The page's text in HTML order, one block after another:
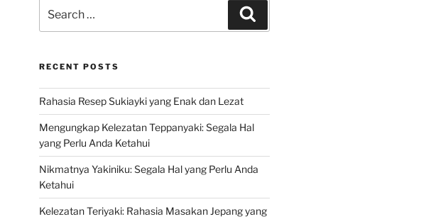
for:
RECENT POSTS
Rahasia Resep Sukiayki yang Enak dan Lezat
Mengungkap Kelezatan Teppanyaki: Segala Hal
yang Perlu Anda Ketahui
Nikmatnya Yakiniku: Segala Hal yang Perlu Anda
Ketahui
Kelezatan Teriyaki: Rahasia Masakan Jepang yang